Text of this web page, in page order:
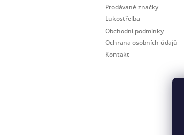
Prodávané značky
Lukostřelba
Obchodní podmínky
Ochrana osobních údajů
Kontakt